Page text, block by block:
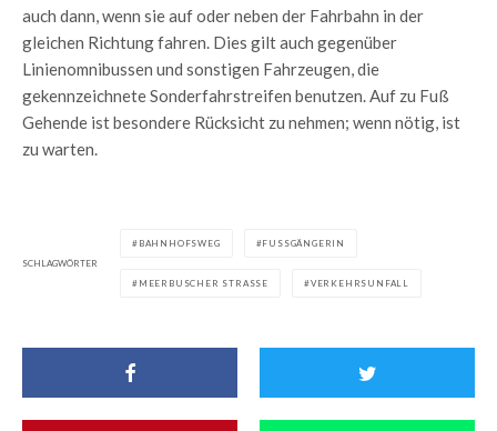
auch dann, wenn sie auf oder neben der Fahrbahn in der
gleichen Richtung fahren. Dies gilt auch gegenüber
Linienomnibussen und sonstigen Fahrzeugen, die
gekennzeichnete Sonderfahrstreifen benutzen. Auf zu Fuß
Gehende ist besondere Rücksicht zu nehmen; wenn nötig, ist
zu warten.
SCHLAGWÖRTER
BAHNHOFSWEG FUSSGÄNGERIN
MEERBUSCHER STRASSE VERKEHRSUNFALL